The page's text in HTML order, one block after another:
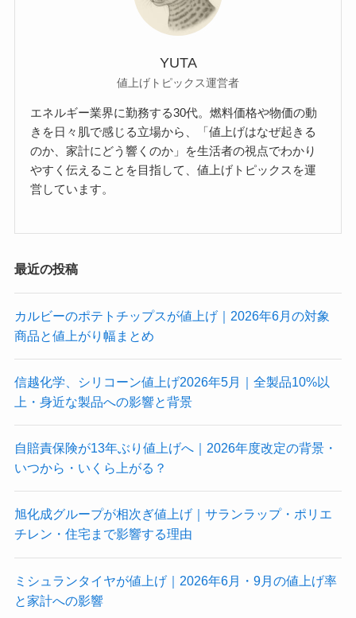
YUTA
値上げトピックス運営者
エネルギー業界に勤務する30代。燃料価格や物価の動
きを日々肌で感じる立場から、「値上げはなぜ起きる
のか、家計にどう響くのか」を生活者の視点でわかり
やすく伝えることを目指して、値上げトピックスを運
営しています。
最近の投稿
カルビーのポテトチップスが値上げ｜2026年6月の対象
商品と値上がり幅まとめ
信越化学、シリコーン値上げ2026年5月｜全製品10%以
上・身近な製品への影響と背景
自賠責保険が13年ぶり値上げへ｜2026年度改定の背景・
いつから・いくら上がる？
旭化成グループが相次ぎ値上げ｜サランラップ・ポリエ
チレン・住宅まで影響する理由
ミシュランタイヤが値上げ｜2026年6月・9月の値上げ率
と家計への影響